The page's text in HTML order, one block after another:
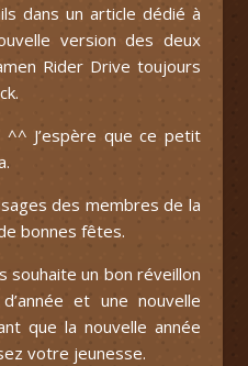
dans un article dédié à
version des deux
Rider Drive toujours
^^ J’espère que ce petit
des membres de la
bonnes fêtes.
souhaite un bon réveillon
et une nouvelle
que la nouvelle année
votre jeunesse.